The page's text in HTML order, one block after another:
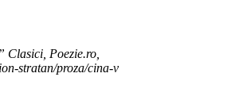
Clasici, Poezie.ro,
stratan/proza/cina-v